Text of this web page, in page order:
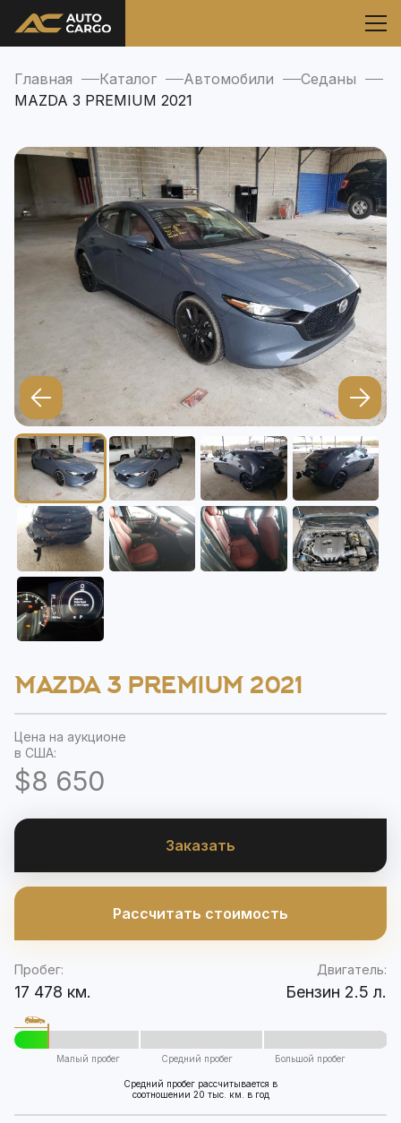
Главная Каталог Автомобили
Седаны
MAZDA 3 PREMIUM 2021
MAZDA 3 PREMIUM 2021
Цена на аукционе
в США:
$8 650
Заказать
Рассчитать стоимость
Пробег:
17 478 км.
Двигатель:
Бензин 2.5 л.
Малый пробег Средний пробег Большой пробег
Средний пробег рассчитывается в
соотношении 20 тыс. км. в год